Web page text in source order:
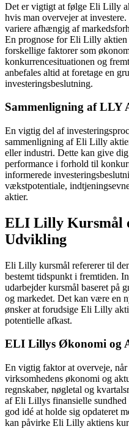
Det er vigtigt at følge Eli Lilly
hvis man overvejer at
variere afhængig af
En prognose for Eli Lilly aktien
forskellige faktorer som
konkurrencesituationen og
anbefales altid at foretage en
investeringsbeslutning.
Sammenligning af LLY
En vigtig del af
sammenligning af Eli Lilly
eller industri. Dette kan give
performance i forhold til
informerede
vækstpotentiale,
aktier.
ELI Lilly Kursmål
Udvikling
Eli Lilly kursmål refererer til
bestemt tidspunkt i fremtiden.
udarbejder kursmål baseret på
og markedet. Det kan være en
ønsker at forudsige Eli Lilly
potentielle afkast.
ELI Lillys Økonomi og
En vigtig faktor at overveje,
virksomhedens økonomi og
regnskaber, nøgletal og
af Eli Lillys finansielle sundhed
god idé at holde sig opdateret
kan påvirke Eli Lilly aktiens